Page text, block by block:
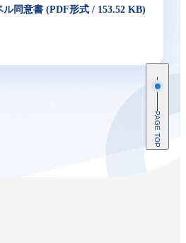
同意書 (PDF形式 / 153.52 KB)
PAGE TOP